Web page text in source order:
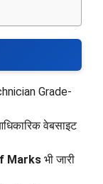
Grade-
वेबसाइट
Marks भी जारी